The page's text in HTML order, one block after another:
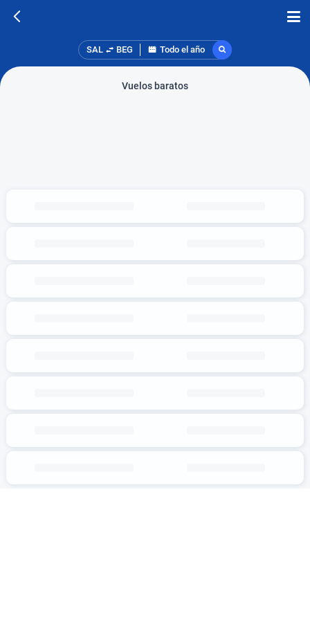
SAL BEG Todo el año
Vuelos baratos